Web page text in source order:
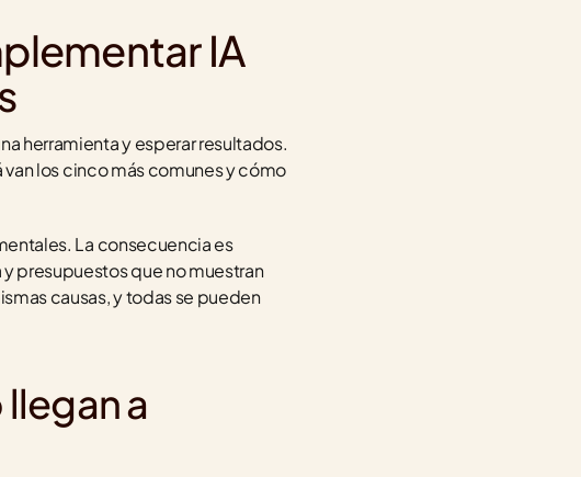
IA
herramienta y esperar resultados.
los cinco más comunes y cómo
La consecuencia es
presupuestos que no muestran
causas, y todas se pueden
a